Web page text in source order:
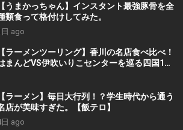
【うまかっちゃん】インスタント最強豚骨を全
類食って格付けしてみた。
日 ago
【ラーメンツーリング】香川の名店食べ比べ！
まんどVS伊吹いりこセンターを巡る四国1泊2
【ラーメン】毎日大行列！？学生時代から通う
店が美味すぎた。【飯テロ】
日 ago